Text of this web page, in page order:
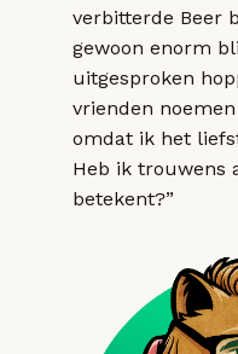
verbitterde Beer
gewoon enorm
uitgesproken
vrienden
omdat ik het
Heb ik trouwens
betekent?”